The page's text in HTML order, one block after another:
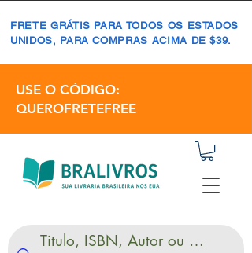
FRETE GRÁTIS PARA TODOS OS ESTADOS
UNIDOS, PARA COMPRAS ACIMA DE $39.
USE O CÓDIGO:
QUEROFRETEFREE